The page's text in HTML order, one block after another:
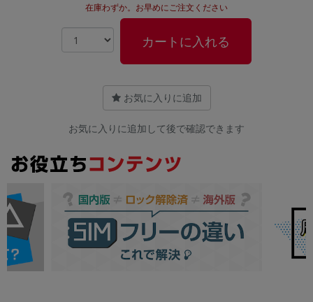
在庫わずか。お早めにご注文ください
カートに入れる
お気に入りに追加
お気に入りに追加して後で確認できます